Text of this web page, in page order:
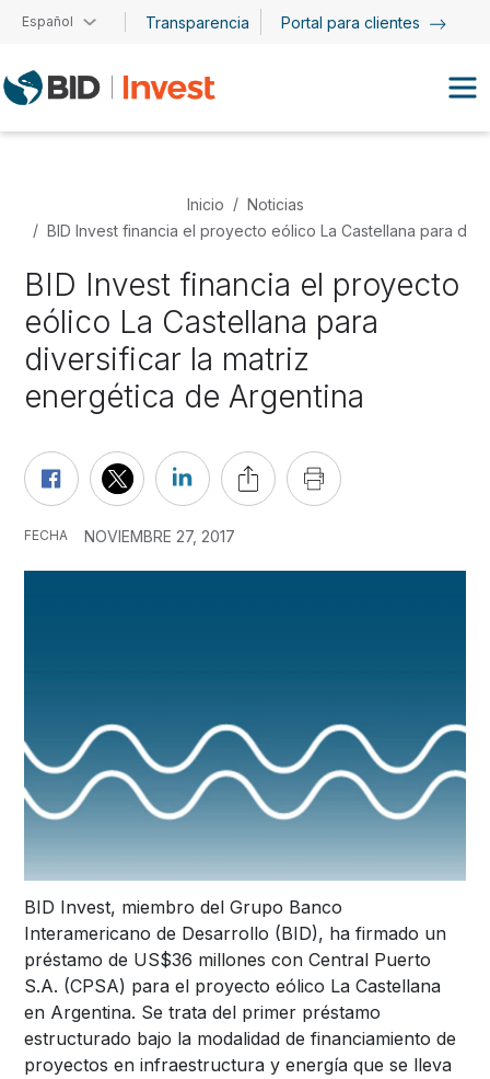
Pasar al contenido principal
Español Transparencia Portal para clientes
Inicio
Noticias
BID Invest financia el proyecto eólico La Castellana para
BID Invest financia el proyecto
eólico La Castellana para
diversificar la matriz
energética de Argentina
FECHA NOVIEMBRE 27, 2017
BID Invest, miembro del Grupo Banco
Interamericano de Desarrollo (BID), ha firmado un
préstamo de US$36 millones con Central Puerto
S.A. (CPSA) para el proyecto eólico La Castellana
en Argentina. Se trata del primer préstamo
estructurado bajo la modalidad de financiamiento de
proyectos en infraestructura y energía que se lleva